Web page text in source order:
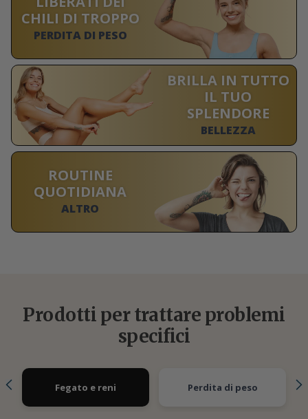
CHILI DI TROPPO
PERDITA DI PESO
BRILLA IN TUTTO
IL TUO
SPLENDORE
BELLEZZA
ROUTINE
QUOTIDIANA
ALTRO
Prodotti per trattare problemi
specifici
Fegato e reni Perdita di peso